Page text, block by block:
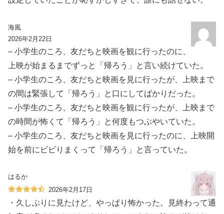
海風
2026年2月22日
– 小学生のころ、友だちと映画を観に行ったのに、
上映が始まるまでずっと「帰ろう」と言い続けていた。
– 小学生のころ、友だちと映画を見に行ったが、上映まで
の間は緊張して「帰ろう」と口にしてばかりだった。
– 小学生のころ、友だちと映画を観に行ったが、上映まで
の時間が怖くて「帰ろう」と何度もつぶやいていた。
– 小学生のころ、友だちと映画を見に行ったのに、上映開
始を前にビビりまくって「帰ろう」と言っていた。
はるか
2026年2月17日
・久しぶりに見たけど、やっぱり怖かった。見終わって通